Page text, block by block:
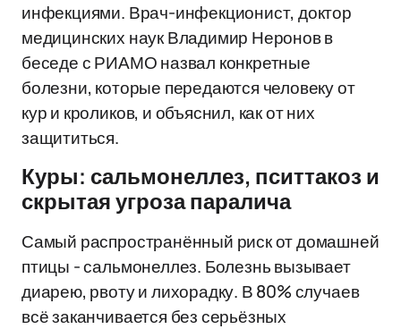
инфекциями. Врач-инфекционист, доктор
медицинских наук Владимир Неронов в
беседе с РИАМО назвал конкретные
болезни, которые передаются человеку от
кур и кроликов, и объяснил, как от них
защититься.
Куры: сальмонеллез, пситтакоз и
скрытая угроза паралича
Самый распространённый риск от домашней
птицы - сальмонеллез. Болезнь вызывает
диарею, рвоту и лихорадку. В 80% случаев
всё заканчивается без серьёзных